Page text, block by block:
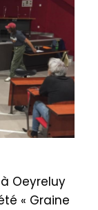
Oeyreluy
« Graine